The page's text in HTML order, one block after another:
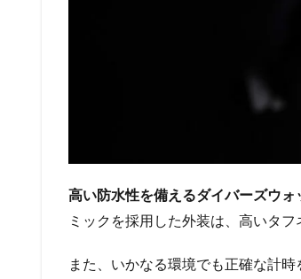
高い防水性を備えるダイバーズウ
ミックを採用した外装は、高いタフ
また、いかなる環境でも正確な計